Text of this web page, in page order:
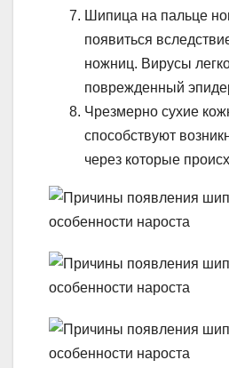
Шипица на пальце
появиться
ножниц. Вирусы
поврежденный
Чрезмерно сухие
способствуют
через которые